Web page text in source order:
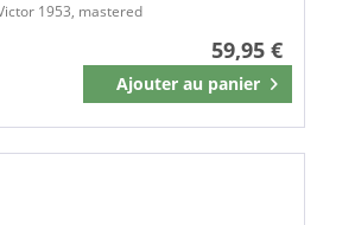
1953, mastered
59,95 €
Ajouter au panier
Mémoriser